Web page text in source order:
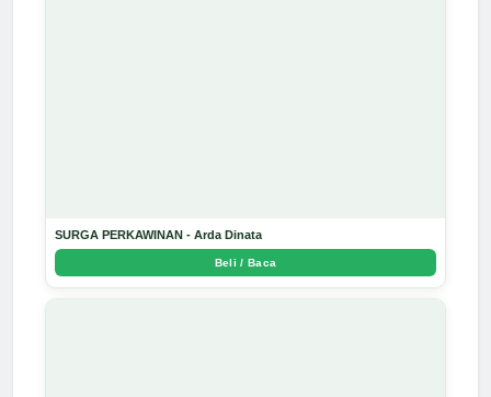
SURGA PERKAWINAN - Arda Dinata
Beli / Baca